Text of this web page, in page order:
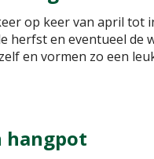
op keer van april tot
herfst en eventueel de
en vormen zo een
hangpot